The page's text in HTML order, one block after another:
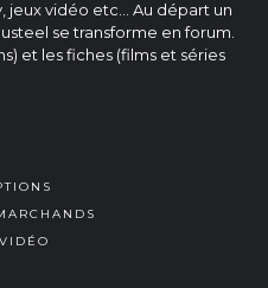
vidéo etc...
Au départ un
se transforme en forum.
et les fiches (films et séries